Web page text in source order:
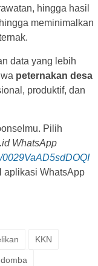
hingga hasil
meminimalkan
data yang lebih
peternakan desa
produktif, dan
Pilih
WhatsApp
aplikasi WhatsApp
KKN